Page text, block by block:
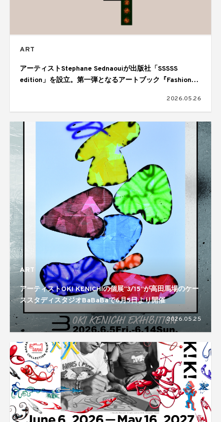
ART
アーティストStephane Sednaouiが出版社「SSSSS
edition」を設立。第一弾となるアートブック『Fashion
2026.05.26
ART
アーティストOKI KENICHIの個展“3/15”が高田馬場のケー
ススタディスタジオBaBaBaで6月5日より開催
2026.05.25